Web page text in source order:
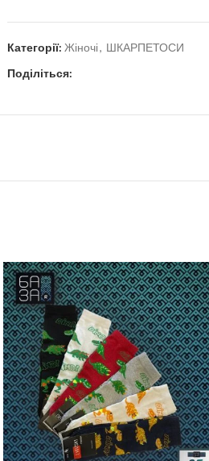
Категорії: Жіночі, ШКАРПЕТОСИ
Поділіться: